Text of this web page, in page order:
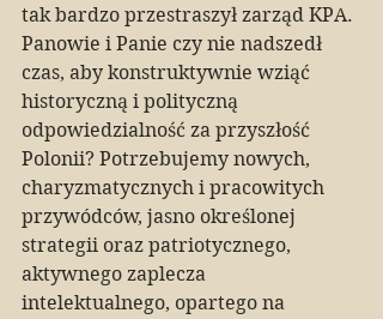
tak bardzo przestraszył zarząd KPA.
Panowie i Panie czy nie nadszedł
czas, aby konstruktywnie wziąć
historyczną i polityczną
odpowiedzialność za przyszłość
Polonii? Potrzebujemy nowych,
charyzmatycznych i pracowitych
przywódców, jasno określonej
strategii oraz patriotycznego,
aktywnego zaplecza
intelektualnego, opartego na